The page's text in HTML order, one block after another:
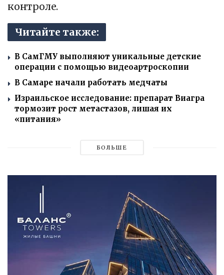
контроле.
Читайте также:
В СамГМУ выполняют уникальные детские
операции с помощью видеоартроскопии
В Самаре начали работать медчаты
Израильское исследование: препарат Виагра
тормозит рост метастазов, лишая их
«питания»
БОЛЬШЕ